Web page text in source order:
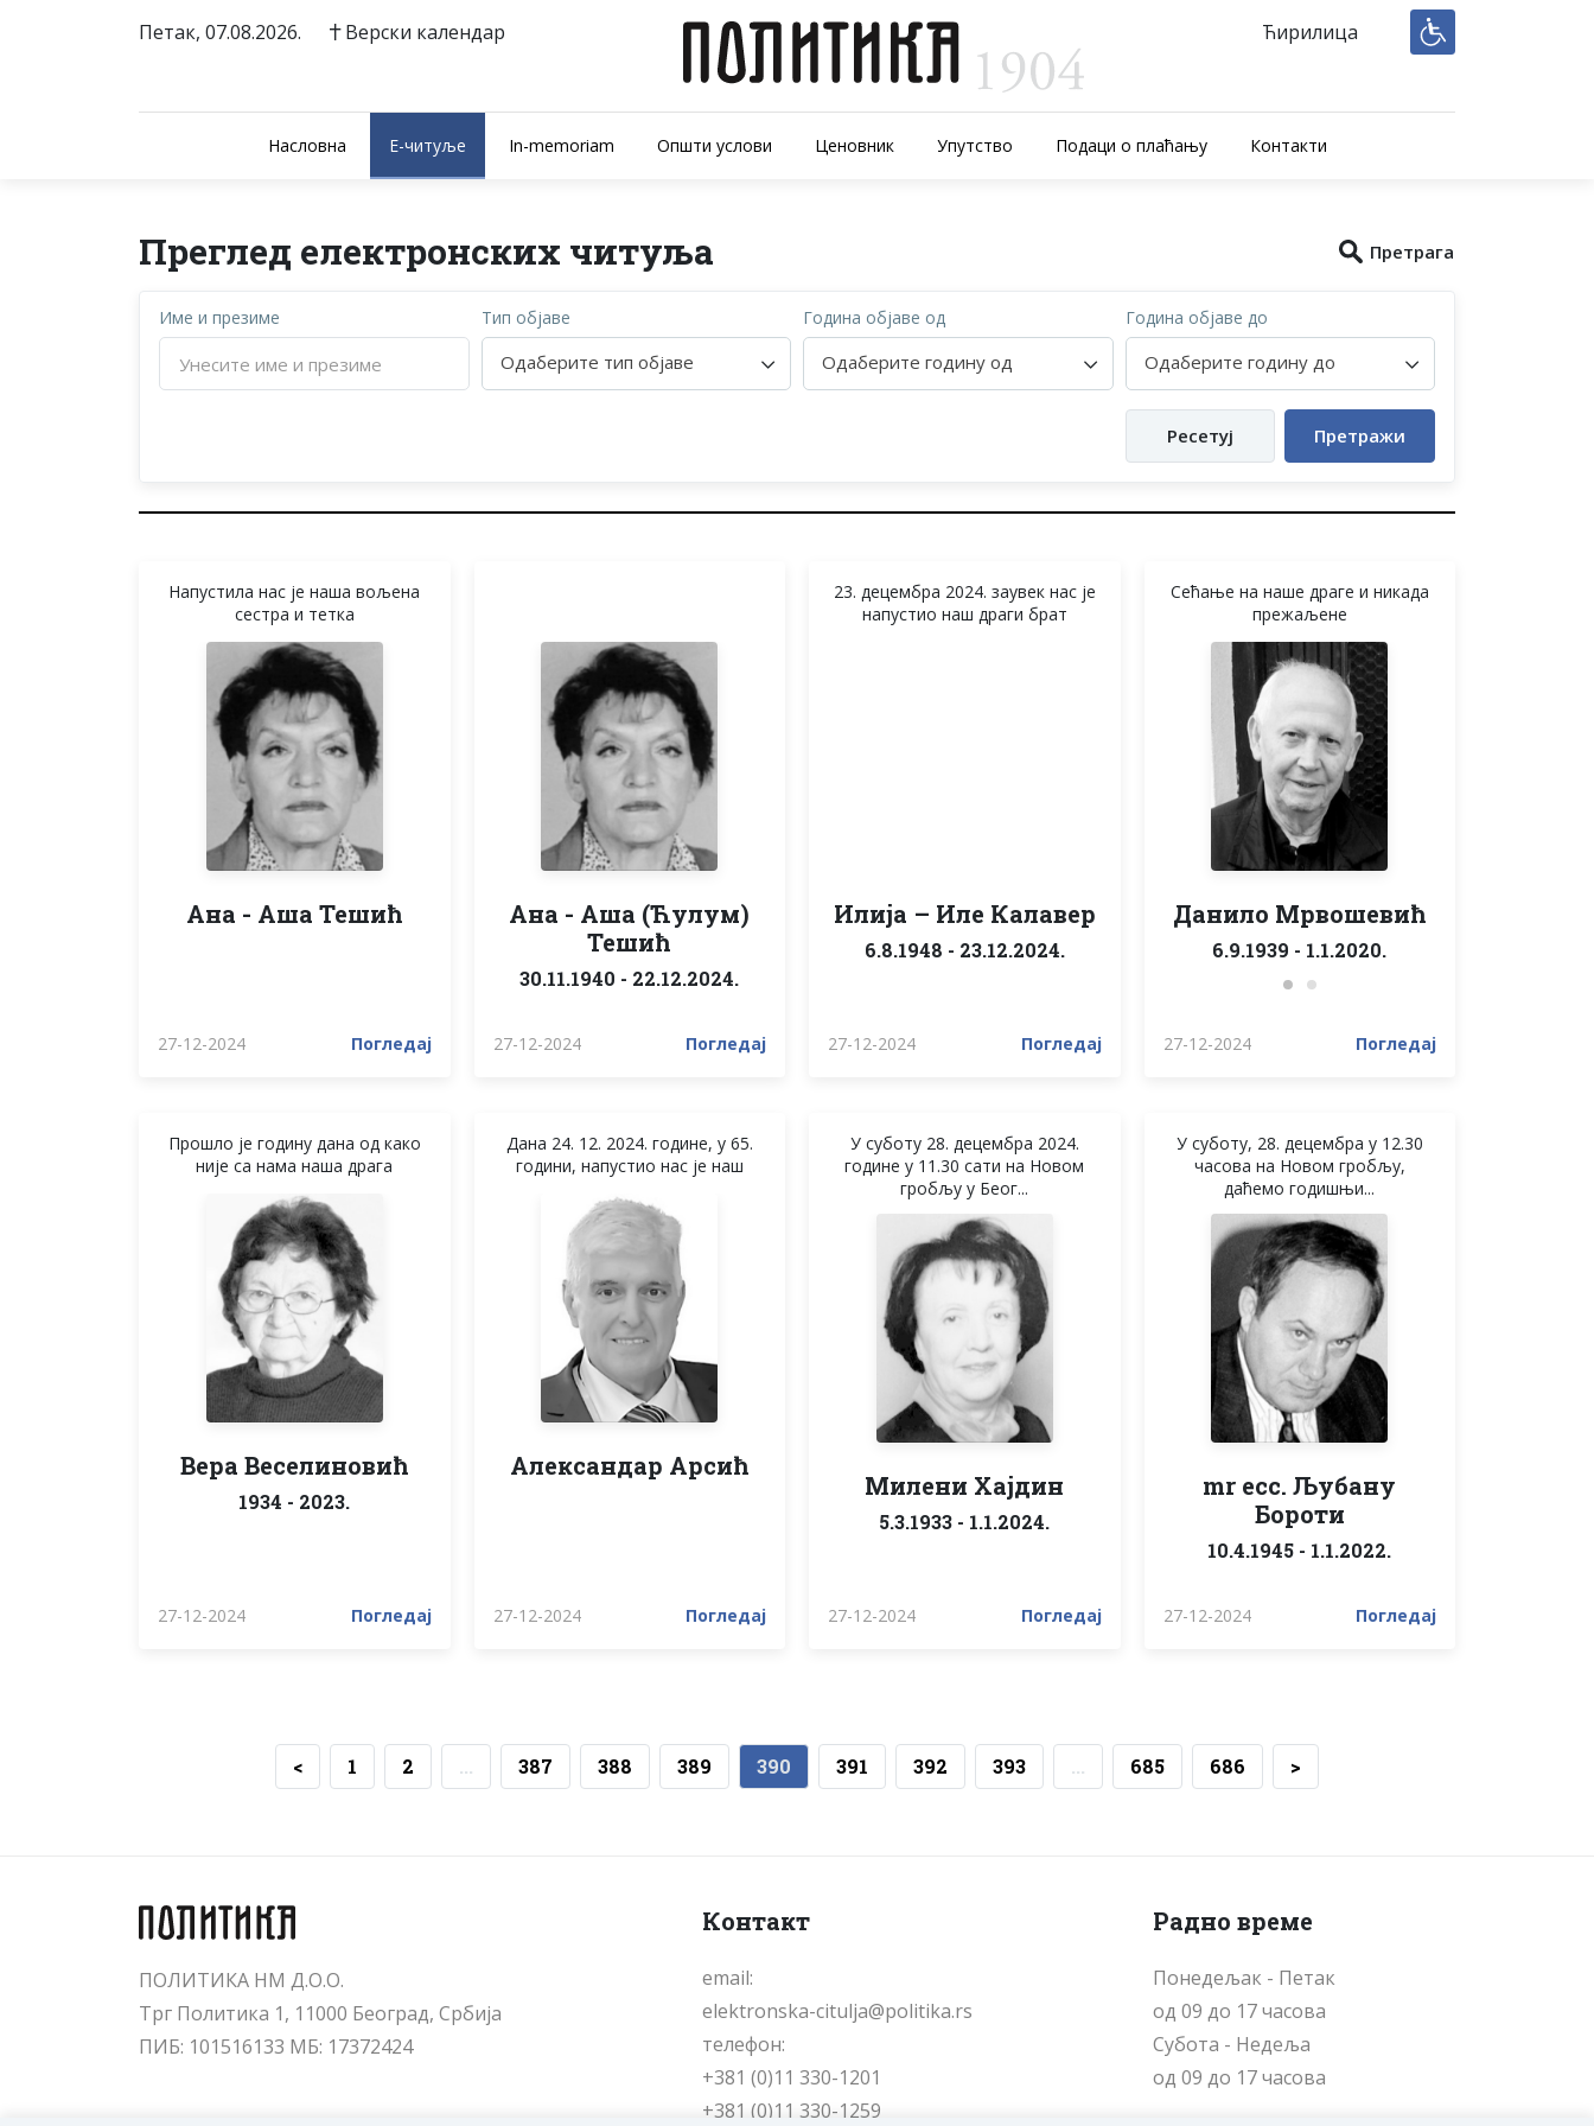
Петак, 07.08.2026. Верски календар Ћирилица
Насловна E-читуље In-memoriam Општи услови Ценовник Упутство Подаци о плаћању Контакти
Преглед електронских читуља Претрага
Име и презиме Тип објаве
Одаберите тип објаве
Година објаве од
Одаберите годину од
Година објаве до
Одаберите годину до
Ресетуј Претражи
Напустила нас је наша вољена
сестра и тетка
Ана - Аша Тешић
27-12-2024 Погледај
Ана - Аша (Ћулум)
Тешић
30.11.1940 - 22.12.2024.
27-12-2024 Погледај
23. децембра 2024. заувек нас је
напустио наш драги брат
Илија – Иле Калавер
6.8.1948 - 23.12.2024.
27-12-2024 Погледај
Сећање на наше драге и никада
прежаљене
Данило Мрвошевић
6.9.1939 - 1.1.2020.
27-12-2024 Погледај
Прошло је годину дана од како
није са нама наша драга
Вера Веселиновић
1934 - 2023.
27-12-2024 Погледај
Дана 24. 12. 2024. године, у 65.
години, напустио нас је наш
Александар Арсић
27-12-2024 Погледај
У суботу 28. децембра 2024.
године у 11.30 сати на Новом
гробљу у Беог...
Милени Хајдин
5.3.1933 - 1.1.2024.
27-12-2024 Погледај
У суботу, 28. децембра у 12.30
часова на Новом гробљу,
даћемо годишњи...
mr ecc. Љубану
Бороти
10.4.1945 - 1.1.2022.
27-12-2024 Погледај
< 1 2 ... 387 388 389 390 391 392 393 ... 685 686 >
ПОЛИТИКА НМ Д.О.О.
Трг Политика 1, 11000 Београд, Србија
ПИБ: 101516133 МБ: 17372424
Контакт
email:
elektronska-citulja@politika.rs
телефон:
+381 (0)11 330-1201
+381 (0)11 330-1259
Радно време
Понедељак - Петак
од 09 до 17 часова
Cубота - Недеља
од 09 до 17 часова